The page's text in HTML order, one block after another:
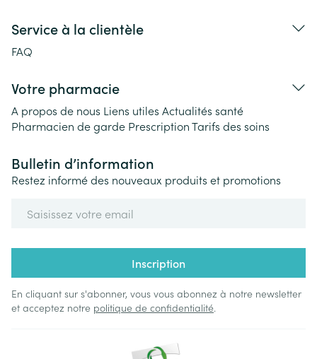
Service à la clientèle
FAQ
Votre pharmacie
A propos de nous Liens utiles Actualités santé
Pharmacien de garde PrescriptionTarifs des soins
Bulletin d’information
Restez informé des nouveaux produits et promotions
Inscription
En cliquant sur s'abonner, vous vous abonnez à notre newsletter
et acceptez notre politique de confidentialité.